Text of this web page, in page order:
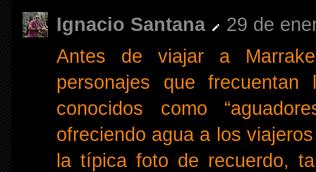
Ignacio Santana
29 de
Antes de viajar a
personajes que
conocidos como
ofreciendo agua a los
la típica foto de recuerdo,